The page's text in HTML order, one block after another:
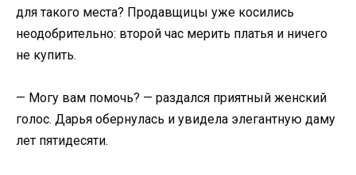
для такого места? Продавщицы уже косились
неодобрительно: второй час мерить платья и ничего
не купить.
— Могу вам помочь? — раздался приятный женский
голос. Дарья обернулась и увидела элегантную даму
лет пятидесяти.